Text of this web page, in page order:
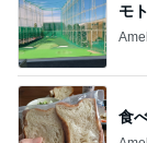
モ
食